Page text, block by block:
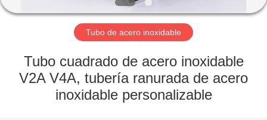
VIAJE
FÁBRICA
Tubo de acero inoxidable
Tubo cuadrado de acero inoxidable
V2A V4A, tubería ranurada de acero
inoxidable personalizable